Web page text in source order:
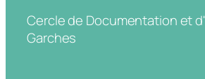
Cercle de Documentation et
Garches